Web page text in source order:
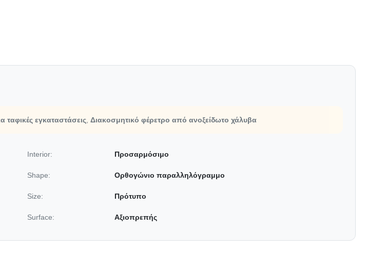
ταφικές εγκαταστάσεις Διακοσμητικό φέρετρο από ανοξείδωτο χάλυβα
Interior: Προσαρμόσιμο
Shape: Ορθογώνιο παραλληλόγραμμο
Size: Πρότυπο
Surface: Αξιοπρεπής